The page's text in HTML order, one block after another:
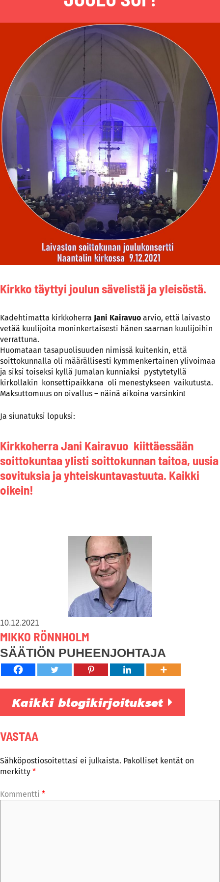
Kirkko täyttyi joulun sävelistä ja yleisöstä.
Kadehtimatta kirkkoherra Jani Kairavuo arvio, että laivasto
vetää kuulijoita moninkertaisesti hänen saarnan kuulijoihin
verrattuna.
Huomataan tasapuolisuuden nimissä kuitenkin, että
soittokunnalla oli määrällisesti kymmenkertainen ylivoimaa
ja siksi toiseksi kyllä Jumalan kunniaksi pystytetyllä
kirkollakin konsettipaikkana oli menestykseen vaikutusta.
Maksuttomuus on oivallus – näinä aikoina varsinkin!
Ja siunatuksi lopuksi:
Kirkkoherra Jani Kairavuo kiittäessään
soittokuntaa ylisti soittokunnan taitoa, uusia
sovituksia ja yhteiskuntavastuuta. Kaikki
oikein!
10.12.2021
MIKKO RÖNNHOLM
SÄÄTIÖN PUHEENJOHTAJA
Kaikki blogikirjoitukset
VASTAA
Sähköpostiosoitettasi ei julkaista. Pakolliset kentät on
merkitty *
Kommentti *